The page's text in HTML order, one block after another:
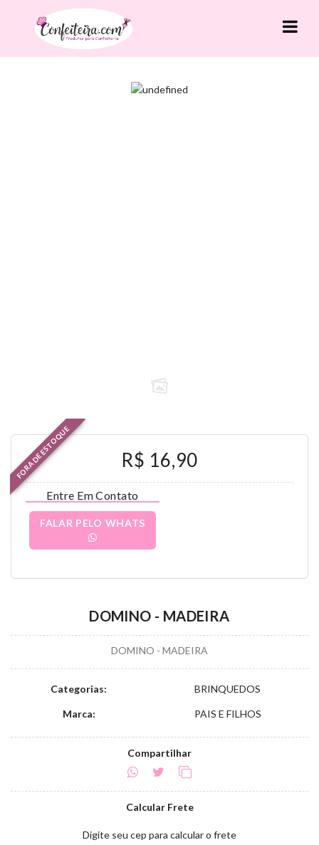
FORA DE ESTOQUE R$ 16,90
Entre Em Contato
FALAR PELO WHATS
DOMINO - MADEIRA
DOMINO - MADEIRA
Categorias: BRINQUEDOS
Marca: PAIS E FILHOS
Compartilhar
Calcular Frete
Digite seu cep para calcular o frete